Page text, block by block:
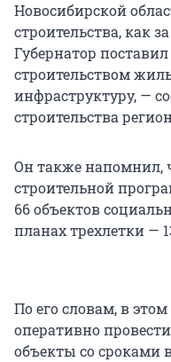
Новосибирской
строительства, как
Губернатор
строительством
инфраструктуру, —
строительства
Он также напомнил,
строительной
66 объектов
планах трехлетки —
По его словам, в
оперативно
объекты со сроками